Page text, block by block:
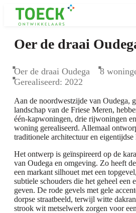
Oer de draai Oudega
Oer de draai
Oer de draai Oudega
8
Gerealiseerd: 2022
Aan de noordwestzijde van Oudega,
landschap van de Friese Meren,
één-kapwoningen, drie rijwoningen
woning gerealiseerd. Allemaal
traditionele architectuur en
Het ontwerp is geïnspireerd op de
van Oudega en omgeving. Zo heeft
een markant silhouet met een
subtiele schouders die het geheel een
geven. De rode gevels met gele
dorpse straatbeeld, terwijl witte
strook wit metselwerk zorgen voor